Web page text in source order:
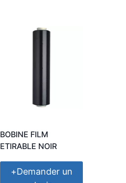
BOBINE FILM
ETIRABLE NOIR
+Demander un